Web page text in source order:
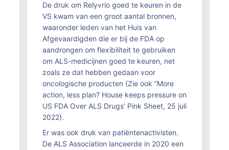
De druk om Relyvrio goed te keuren in de
VS kwam van een groot aantal bronnen,
waaronder leden van het Huis van
Afgevaardigden die er bij de FDA op
aandrongen om flexibiliteit te gebruiken
om ALS-medicijnen goed te keuren, net
zoals ze dat hebben gedaan voor
oncologische producten (Zie ook ”More
action, less plan? House keeps pressure on
US FDA Over ALS Drugs’ Pink Sheet, 25 juli
2022).
Er was ook druk van patiëntenactivisten.
De ALS Association lanceerde in 2020 een